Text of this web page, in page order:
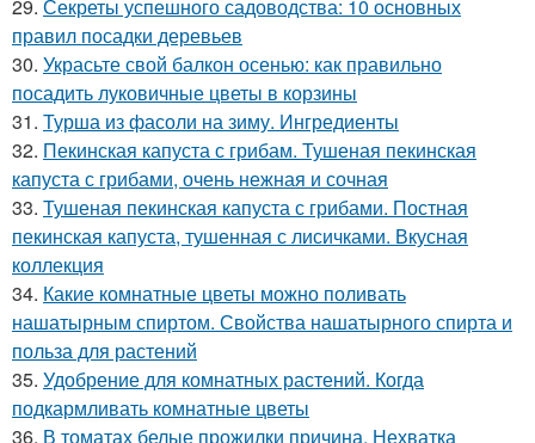
29. Секреты успешного садоводства: 10 основных
правил посадки деревьев
30. Украсьте свой балкон осенью: как правильно
посадить луковичные цветы в корзины
31. Турша из фасоли на зиму. Ингредиенты
32. Пекинская капуста с грибам. Тушеная пекинская
капуста с грибами, очень нежная и сочная
33. Тушеная пекинская капуста с грибами. Постная
пекинская капуста, тушенная с лисичками. Вкусная
коллекция
34. Какие комнатные цветы можно поливать
нашатырным спиртом. Свойства нашатырного спирта и
польза для растений
35. Удобрение для комнатных растений. Когда
подкармливать комнатные цветы
36. В томатах белые прожилки причина. Нехватка